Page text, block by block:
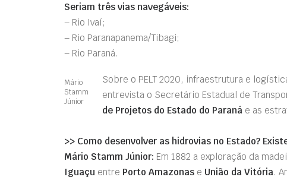
Seriam três vias navegáveis:
– Rio Ivaí;
– Rio Paranapanema/Tibagi;
– Rio Paraná.
Mário
Stamm
Júnior
Sobre o PELT 2020, infraestrutura e
entrevista o Secretário Estadual de
de Projetos do Estado do Paraná e as
>> Como desenvolver as hidrovias no Estado?
Mário Stamm Júnior: Em 1882 a exploração da
Iguaçu entre Porto Amazonas e União da Vitória.